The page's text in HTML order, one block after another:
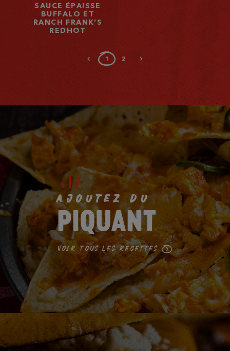
SAUCE ÉPAISSE
BUFFALO ET
RANCH FRANK’S
REDHOT
1 2
AJOUTEZ DU
PIQUANT
VOIR TOUS LES RECETTES